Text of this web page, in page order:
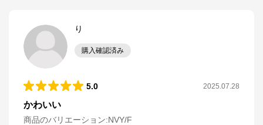
り
購入確認済み
5.0 2025.07.28
かわいい
商品のバリエーション:NVY/F